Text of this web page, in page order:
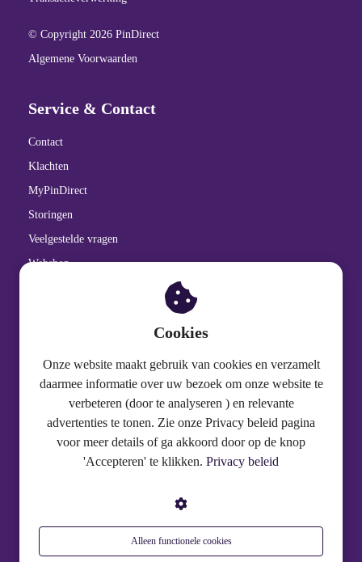
© Copyright 2026 PinDirect
Algemene Voorwaarden
Service & Contact
Contact
Klachten
MyPinDirect
Storingen
Veelgestelde vragen
Webshop
Over PinDirect
Gedragscode
Onze Verantwoordelijkheid
Wet- en regelgeving
Cookies
Onze website maakt gebruik van cookies en verzamelt
daarmee informatie over uw bezoek om onze website te
verbeteren (door te analyseren ) en relevante
advertenties te tonen. Zie onze Privacy beleid pagina
voor meer details of ga akkoord door op de knop
'Accepteren' te klikken. Privacy beleid
Alleen functionele cookies